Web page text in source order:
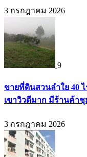
3 กรกฎาคม 2026
9
ขายที่ดินสวนลำใย 40
เขาวิวดีมาก มีร้านค้าชุ
3 กรกฎาคม 2026